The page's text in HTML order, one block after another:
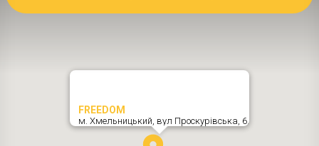
FREEDOM
м. Хмельницький, вул Проскурівська, 6,